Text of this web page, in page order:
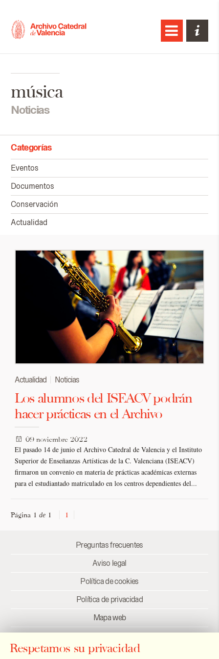
música
Noticias
Categorías
Eventos
Documentos
Conservación
Actualidad
Actualidad Noticias
Los alumnos del ISEACV podrán
hacer prácticas en el Archivo
09 noviembre 2022
El pasado 14 de junio el Archivo Catedral de Valencia y el Instituto
Superior de Enseñanzas Artísticas de la C. Valenciana (ISEACV)
firmaron un convenio en materia de prácticas académicas externas
para el estudiantado matriculado en los centros dependientes del...
Página 1de 1 1
Preguntas frecuentes
Aviso legal
Política de cookies
Política de privacidad
Mapa web
Enlaces
Respetamos su privacidad